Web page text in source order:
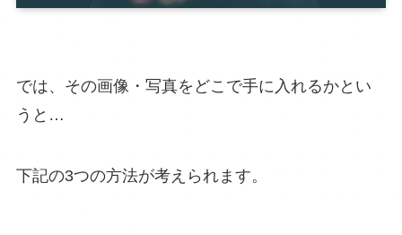
では、その画像・写真をどこで手に入れるかとい
うと…
下記の3つの方法が考えられます。